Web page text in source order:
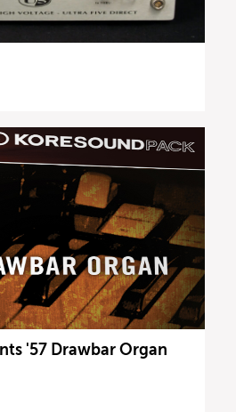
'57 Drawbar Organ